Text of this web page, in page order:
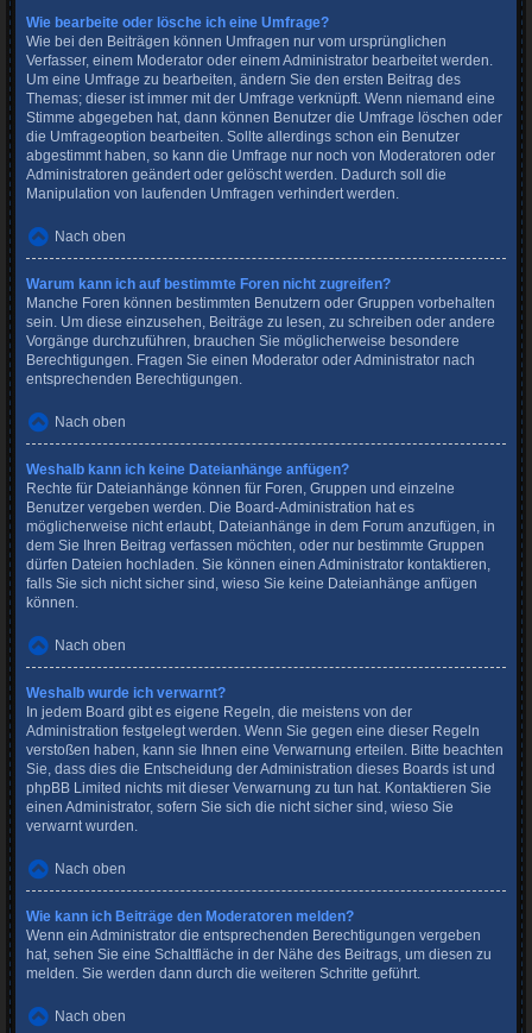
Wie bearbeite oder lösche ich eine Umfrage?
Wie bei den Beiträgen können Umfragen nur vom ursprünglichen
Verfasser, einem Moderator oder einem Administrator bearbeitet werden.
Um eine Umfrage zu bearbeiten, ändern Sie den ersten Beitrag des
Themas; dieser ist immer mit der Umfrage verknüpft. Wenn niemand eine
Stimme abgegeben hat, dann können Benutzer die Umfrage löschen oder
die Umfrageoption bearbeiten. Sollte allerdings schon ein Benutzer
abgestimmt haben, so kann die Umfrage nur noch von Moderatoren oder
Administratoren geändert oder gelöscht werden. Dadurch soll die
Manipulation von laufenden Umfragen verhindert werden.
Nach oben
Warum kann ich auf bestimmte Foren nicht zugreifen?
Manche Foren können bestimmten Benutzern oder Gruppen vorbehalten
sein. Um diese einzusehen, Beiträge zu lesen, zu schreiben oder andere
Vorgänge durchzuführen, brauchen Sie möglicherweise besondere
Berechtigungen. Fragen Sie einen Moderator oder Administrator nach
entsprechenden Berechtigungen.
Nach oben
Weshalb kann ich keine Dateianhänge anfügen?
Rechte für Dateianhänge können für Foren, Gruppen und einzelne
Benutzer vergeben werden. Die Board-Administration hat es
möglicherweise nicht erlaubt, Dateianhänge in dem Forum anzufügen, in
dem Sie Ihren Beitrag verfassen möchten, oder nur bestimmte Gruppen
dürfen Dateien hochladen. Sie können einen Administrator kontaktieren,
falls Sie sich nicht sicher sind, wieso Sie keine Dateianhänge anfügen
können.
Nach oben
Weshalb wurde ich verwarnt?
In jedem Board gibt es eigene Regeln, die meistens von der
Administration festgelegt werden. Wenn Sie gegen eine dieser Regeln
verstoßen haben, kann sie Ihnen eine Verwarnung erteilen. Bitte beachten
Sie, dass dies die Entscheidung der Administration dieses Boards ist und
phpBB Limited nichts mit dieser Verwarnung zu tun hat. Kontaktieren Sie
einen Administrator, sofern Sie sich die nicht sicher sind, wieso Sie
verwarnt wurden.
Nach oben
Wie kann ich Beiträge den Moderatoren melden?
Wenn ein Administrator die entsprechenden Berechtigungen vergeben
hat, sehen Sie eine Schaltfläche in der Nähe des Beitrags, um diesen zu
melden. Sie werden dann durch die weiteren Schritte geführt.
Nach oben